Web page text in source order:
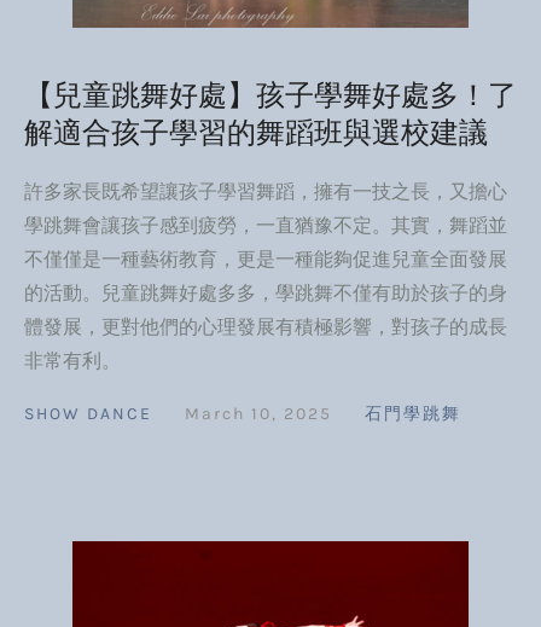
【兒童跳舞好處】孩子學舞好處多！了
解適合孩子學習的舞蹈班與選校建議
許多家長既希望讓孩子學習舞蹈，擁有一技之長，又擔心
學跳舞會讓孩子感到疲勞，一直猶豫不定。其實，舞蹈並
不僅僅是一種藝術教育，更是一種能夠促進兒童全面發展
的活動。兒童跳舞好處多多，學跳舞不僅有助於孩子的身
體發展，更對他們的心理發展有積極影響，對孩子的成長
非常有利。
SHOW DANCE March 10, 2025 石門學跳舞